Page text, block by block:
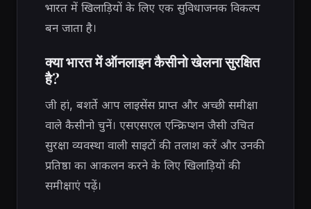
भारत में खिलाड़ियों के लिए एक सुविधाजनक विकल्प
बन जाता है।
क्या भारत में ऑनलाइन कैसीनो खेलना सुरक्षित
है?
जी हां, बशर्ते आप लाइसेंस प्राप्त और अच्छी समीक्षा
वाले कैसीनो चुनें। एसएसएल एन्क्रिप्शन जैसी उचित
सुरक्षा व्यवस्था वाली साइटों की तलाश करें और उनकी
प्रतिष्ठा का आकलन करने के लिए खिलाड़ियों की
समीक्षाएं पढ़ें।